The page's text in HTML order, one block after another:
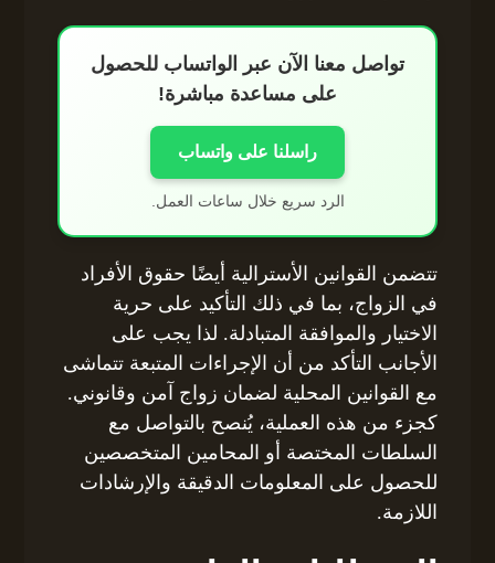
تواصل معنا الآن عبر الواتساب للحصول
على مساعدة مباشرة!
راسلنا على واتساب
الرد سريع خلال ساعات العمل.
تتضمن القوانين الأسترالية أيضًا حقوق الأفراد
في الزواج، بما في ذلك التأكيد على حرية
الاختيار والموافقة المتبادلة. لذا يجب على
الأجانب التأكد من أن الإجراءات المتبعة تتماشى
مع القوانين المحلية لضمان زواج آمن وقانوني.
كجزء من هذه العملية، يُنصح بالتواصل مع
السلطات المختصة أو المحامين المتخصصين
للحصول على المعلومات الدقيقة والإرشادات
اللازمة.